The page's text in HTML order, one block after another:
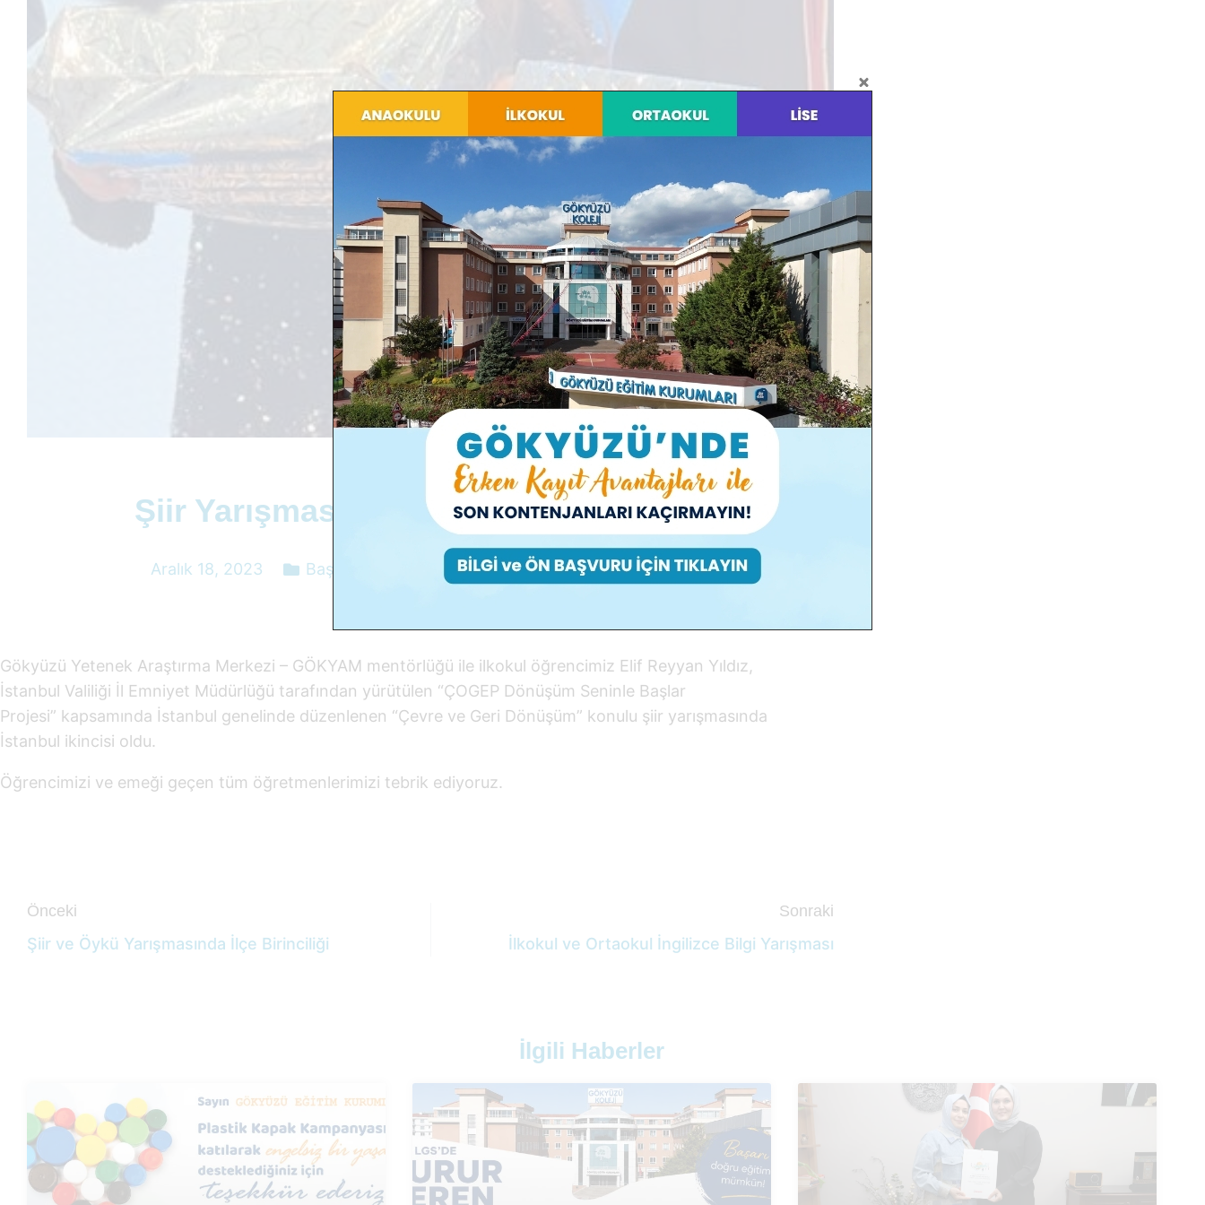
Şiir Yarışmasında İstanbul İkinciliği
Aralık 18, 2023 Başarılar Yetenek Araştırma Merkezi
Gökyüzü Yetenek Araştırma Merkezi – GÖKYAM mentörlüğü ile ilkokul öğrencimiz Elif Reyyan Yıldız,
İstanbul Valiliği İl Emniyet Müdürlüğü tarafından yürütülen “ÇOGEP Dönüşüm Seninle Başlar
Projesi” kapsamında İstanbul genelinde düzenlenen “Çevre ve Geri Dönüşüm” konulu şiir yarışmasında
İstanbul ikincisi oldu.
Öğrencimizi ve emeği geçen tüm öğretmenlerimizi tebrik ediyoruz.
Önceki
Şiir ve Öykü Yarışmasında İlçe Birinciliği
Sonraki
İlkokul ve Ortaokul İngilizce Bilgi Yarışması
İlgili Haberler